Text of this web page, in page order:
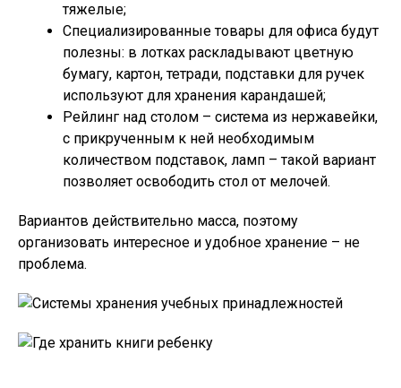
тяжелые;
Специализированные товары для офиса будут
полезны: в лотках раскладывают цветную
бумагу, картон, тетради, подставки для ручек
используют для хранения карандашей;
Рейлинг над столом – система из нержавейки,
с прикрученным к ней необходимым
количеством подставок, ламп – такой вариант
позволяет освободить стол от мелочей.
Вариантов действительно масса, поэтому
организовать интересное и удобное хранение – не
проблема.